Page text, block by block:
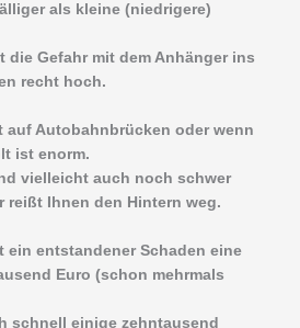
als kleine (niedrigere)
die Gefahr mit dem Anhänger ins
recht hoch.
auf Autobahnbrücken oder wenn
ist enorm.
vielleicht auch noch schwer
reißt Ihnen den Hintern weg.
ein entstandener Schaden eine
Euro (schon mehrmals
schnell einige zehntausend